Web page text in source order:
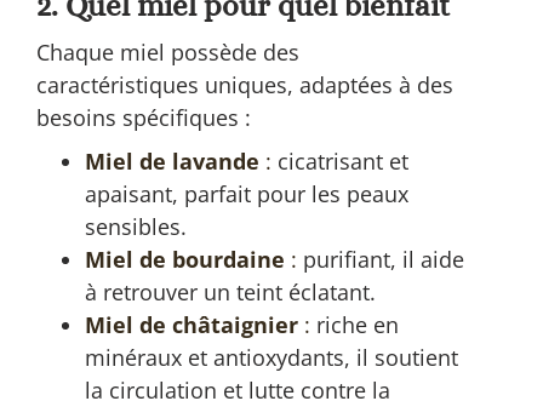
Chaque miel possède des
caractéristiques uniques, adaptées à des
besoins spécifiques :
Miel de lavande : cicatrisant et
apaisant, parfait pour les peaux
sensibles.
Miel de bourdaine : purifiant, il aide
à retrouver un teint éclatant.
Miel de châtaignier : riche en
minéraux et antioxydants, il soutient
la circulation et lutte contre la